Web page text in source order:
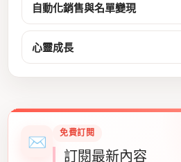
自動化銷售與名單變現
心靈成長
✉ 免費訂閱
訂閱最新內容